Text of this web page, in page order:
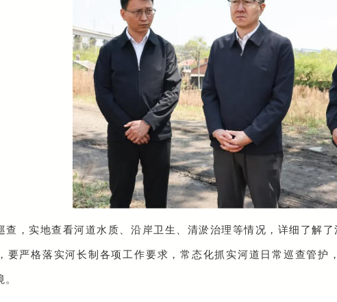
查，实地查看河道水质、沿岸卫生、清淤治理等情况，详细了解
要严格落实河长制各项工作要求，常态化抓实河道日常巡查管